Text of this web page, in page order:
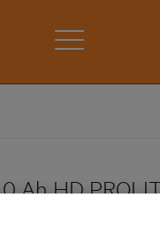
Ah HD